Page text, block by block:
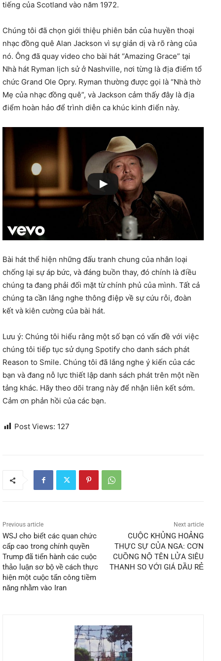
tiếng của Scotland vào năm 1972.
Chúng tôi đã chọn giới thiệu phiên bản của huyền thoại
nhạc đồng quê Alan Jackson vì sự giản dị và rõ ràng của
nó. Ông đã quay video cho bài hát “Amazing Grace” tại
Nhà hát Ryman lịch sử ở Nashville, nơi từng là địa điểm tổ
chức Grand Ole Opry. Ryman thường được gọi là “Nhà thờ
Mẹ của nhạc đồng quê”, và Jackson cảm thấy đây là địa
điểm hoàn hảo để trình diễn ca khúc kinh điển này.
Bài hát thể hiện những đấu tranh chung của nhân loại
chống lại sự áp bức, và đáng buồn thay, đó chính là điều
chúng ta đang phải đối mặt từ chính phủ của mình. Tất cả
chúng ta cần lắng nghe thông điệp về sự cứu rỗi, đoàn
kết và kiên cường của bài hát.
Lưu ý: Chúng tôi hiểu rằng một số bạn có vấn đề với việc
chúng tôi tiếp tục sử dụng Spotify cho danh sách phát
Reason to Smile. Chúng tôi đã lắng nghe ý kiến ​​của các
bạn và đang nỗ lực thiết lập danh sách phát trên một nền
tảng khác. Hãy theo dõi trang này để nhận liên kết sớm.
Cảm ơn phản hồi của các bạn.
Post Views: 127
Previous article
WSJ cho biết các quan chức
cấp cao trong chính quyền
Trump đã tiến hành các cuộc
thảo luận sơ bộ về cách thực
hiện một cuộc tấn công tiềm
năng nhằm vào Iran
Next article
CUỘC KHỦNG HOẢNG
THỰC SỰ CỦA NGA: CƠN
CUỒNG NỘ TÊN LỬA SIÊU
THANH SO VỚI GIÁ DẦU RẺ